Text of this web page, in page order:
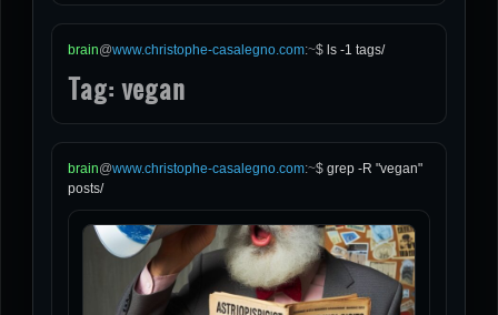
brain@www.christophe-casalegno.com:~$ ls -1 tags/
Tag: vegan
brain@www.christophe-casalegno.com:~$ grep -R "vegan"
posts/